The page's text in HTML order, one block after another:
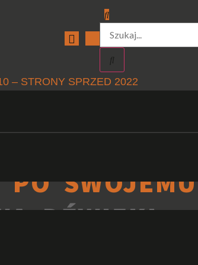
– STRONY SPRZED 2022
PO SWOJEMU
DŹWIĘKI